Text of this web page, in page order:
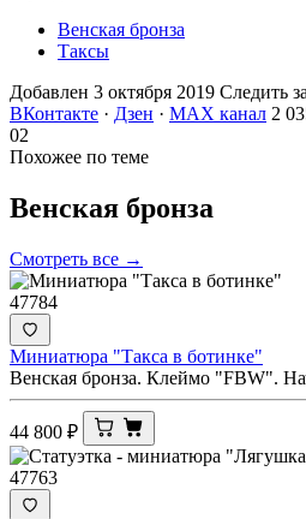
Венская бронза
Таксы
Добавлен 3 октября 2019 Следить
ВКонтакте · Дзен · MAX канал 2
02
Похожее по теме
Венская бронза
Смотреть все →
47784
Миниатюра "Такса в ботинке"
Венская бронза. Клеймо "FBW".
44 800 ₽
47763